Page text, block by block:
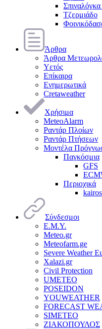
Τζερμιάδο
Άρθρα
Άρθρα
Υετός
Επίκαιρα
Ενημερωτικά
Cretaweather
Χρήσιμα
MeteoAlarm
Ραντάρ Πλοίων
Ραντάρ Πτήσεων
Μοντέλα
Παγκόσμια
GFS
Περιοχικά
Σύνδεσμοι
Ε.Μ.Υ.
Meteo.gr
Meteofarm.ge
Severe Weather
Xalazi.gr
Civil Protection
UMETEO
POSEIDON
YOUWEATHER
FORECAST
SIMETEO
ΖΙΑΚΟΠΟΥΛΟΣ